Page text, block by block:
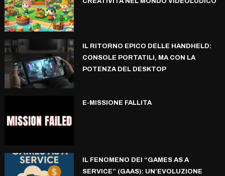
IL RITORNO EPICO DELLE HANDHELD:
CONSOLE PORTATILI, MA CON LA
POTENZA DEL DESKTOP
E-MISSIONE FALLITA
IL FENOMENO DEI “GAMES AS A
SERVICE” (GAAS): UN’EVOLUZIONE